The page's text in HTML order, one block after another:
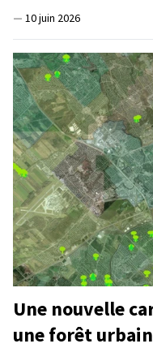
— 10 juin 2026
Une nouvelle
une forêt